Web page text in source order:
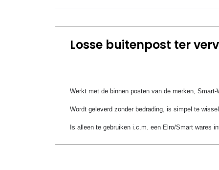
Losse buitenpost ter
Werkt met de binnen posten van de merken,
Wordt geleverd zonder bedrading, is simpel te
Is alleen te gebruiken i.c.m. een Elro/Smart wares